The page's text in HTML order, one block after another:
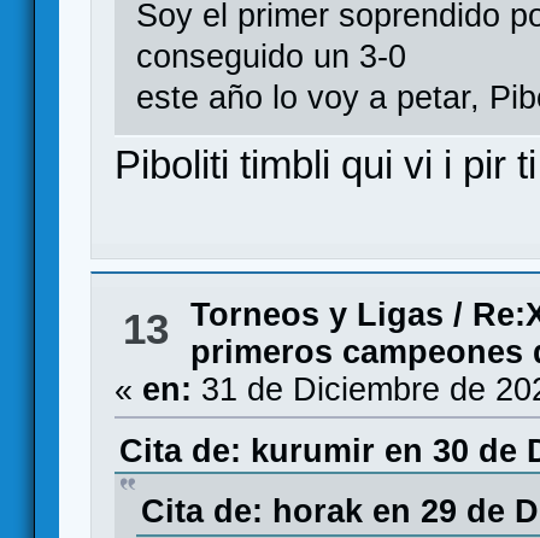
Soy el primer soprendido
conseguido un 3-0
este año lo voy a petar,
Piboliti timbli qui vi i pir
13 Torneos y Ligas /
primeros campeones
« en: 31 de Diciembre de
Cita de: kurumir en 30 de
Cita de: horak en 29 de